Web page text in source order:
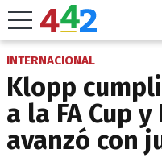
INTERNACIONAL
Klopp
a la FA Cup
avanzó con